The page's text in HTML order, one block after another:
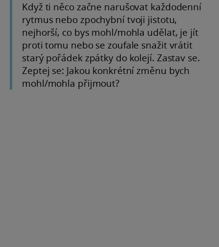
Když ti něco začne narušovat každodenní
rytmus nebo zpochybní tvoji jistotu,
nejhorší, co bys mohl/mohla udělat, je jít
proti tomu nebo se zoufale snažit vrátit
starý pořádek zpátky do kolejí. Zastav se.
Zeptej se: Jakou konkrétní změnu bych
mohl/mohla přijmout?